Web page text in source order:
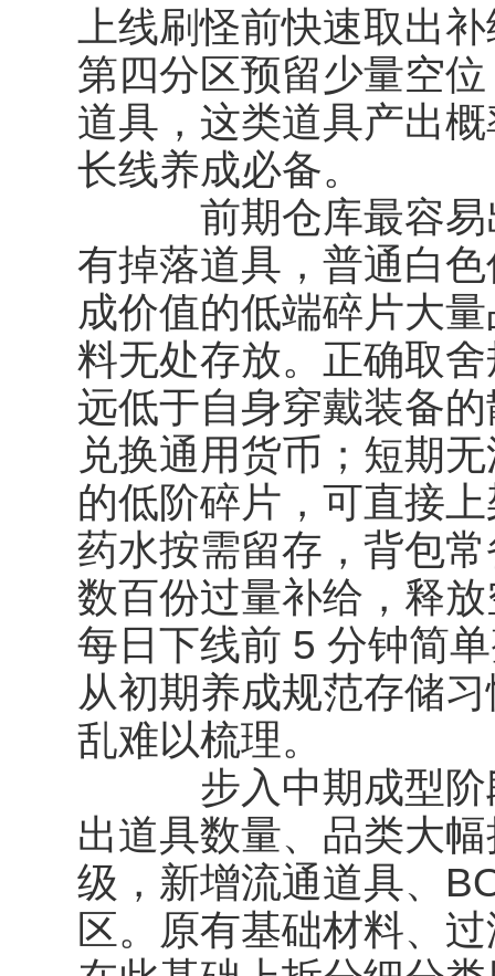
上线刷怪前快速取出
第四分区预留少量空
道具，这类道具产出
长线养成必备。
前期仓库最容易出
有掉落道具，普通白
成价值的低端碎片大
料无处存放。正确取
远低于自身穿戴装备
兑换通用货币；短期
的低阶碎片，可直接
药水按需留存，背包
数百份过量补给，释
每日下线前 5 分钟简
从初期养成规范存储
乱难以梳理。
步入中期成型阶段
出道具数量、品类大
级，新增流通道具、
区。原有基础材料、